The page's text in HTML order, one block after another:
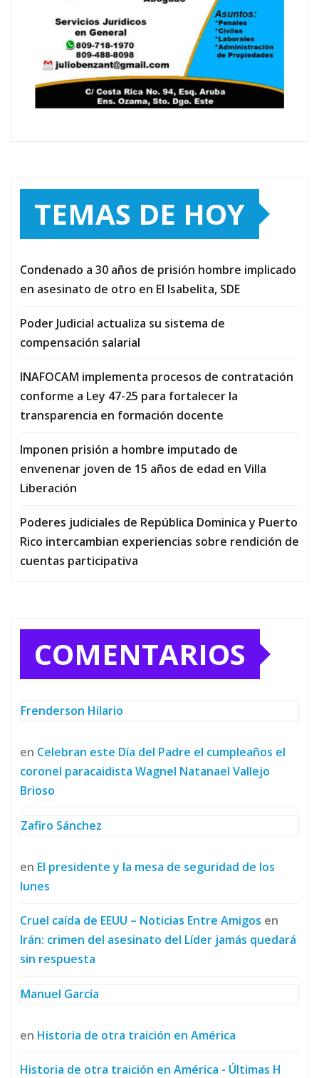
TEMAS DE HOY
Condenado a 30 años de prisión hombre implicado
en asesinato de otro en El Isabelita, SDE
Poder Judicial actualiza su sistema de
compensación salarial
INAFOCAM implementa procesos de contratación
conforme a Ley 47-25 para fortalecer la
transparencia en formación docente
Imponen prisión a hombre imputado de
envenenar joven de 15 años de edad en Villa
Liberación
Poderes judiciales de República Dominica y Puerto
Rico intercambian experiencias sobre rendición de
cuentas participativa
COMENTARIOS
Frenderson Hilario
en Celebran este Día del Padre el cumpleaños el
coronel paracaidista Wagnel Natanael Vallejo
Brioso
Zafiro Sánchez
en El presidente y la mesa de seguridad de los
lunes
Cruel caída de EEUU – Noticias Entre Amigos en
Irán: crimen del asesinato del Líder jamás quedará
sin respuesta
Manuel García
en Historia de otra traición en América
Historia de otra traición en América - Últimas H